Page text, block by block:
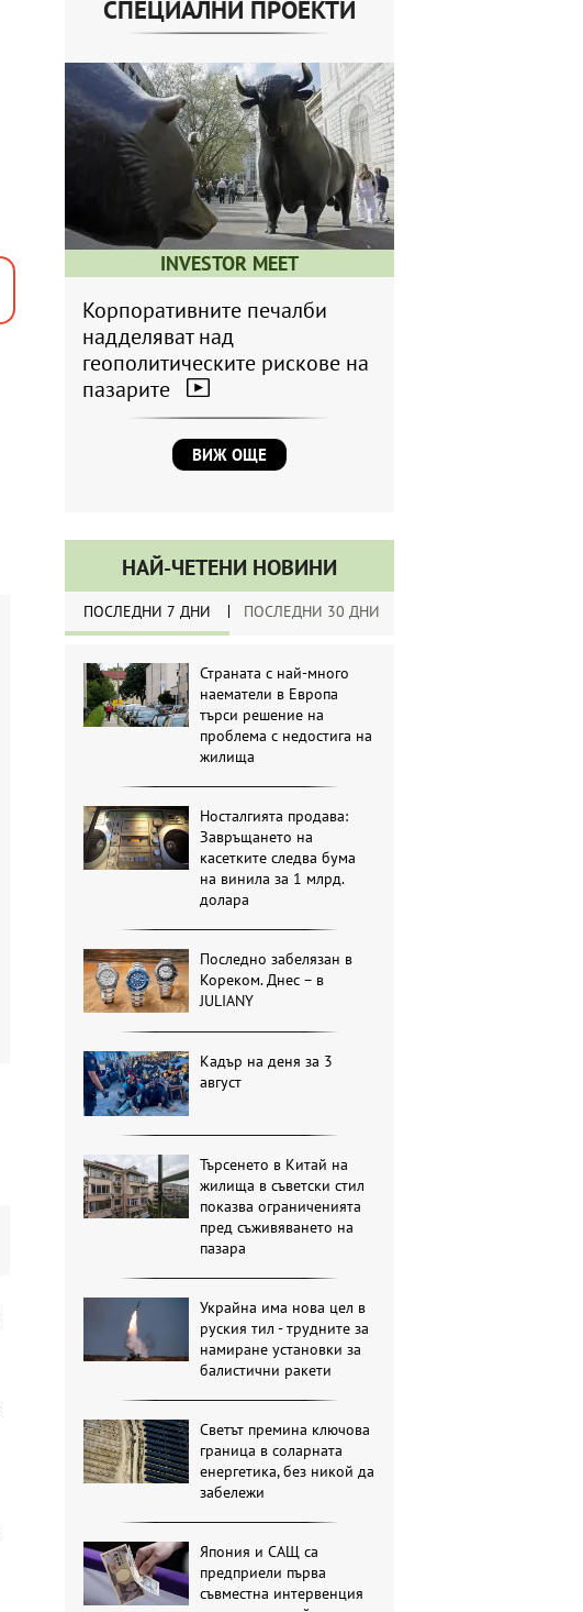
СПЕЦИАЛНИ ПРОЕКТИ
INVESTOR MEET
Корпоративните печалби
надделяват над
геополитическите рискове на
пазарите
ВИЖ ОЩЕ
НАЙ-ЧЕТЕНИ НОВИНИ
ПОСЛЕДНИ 7 ДНИ ПОСЛЕДНИ 30 ДНИ
Страната с най-много
наематели в Европа
търси решение на
проблема с недостига на
жилища
Носталгията продава:
Завръщането на
касетките следва бума
на винила за 1 млрд.
долара
Последно забелязан в
Кореком. Днес – в
JULIANY
Кадър на деня за 3
август
Търсенето в Китай на
жилища в съветски стил
показва ограниченията
пред съживяването на
пазара
Украйна има нова цел в
руския тил - трудните за
намиране установки за
балистични ракети
Светът премина ключова
граница в соларната
енергетика, без никой да
забележи
Япония и САЩ са
предприели първа
съвместна интервенция